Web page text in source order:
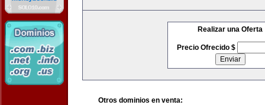
Realizar una Oferta
Precio Ofrecido $
Otros dominios en venta: